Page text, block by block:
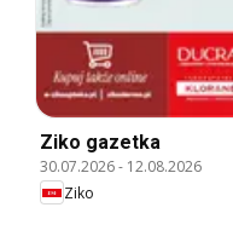
Ziko gazetka
30.07.2026- 12.08.2026
Ziko